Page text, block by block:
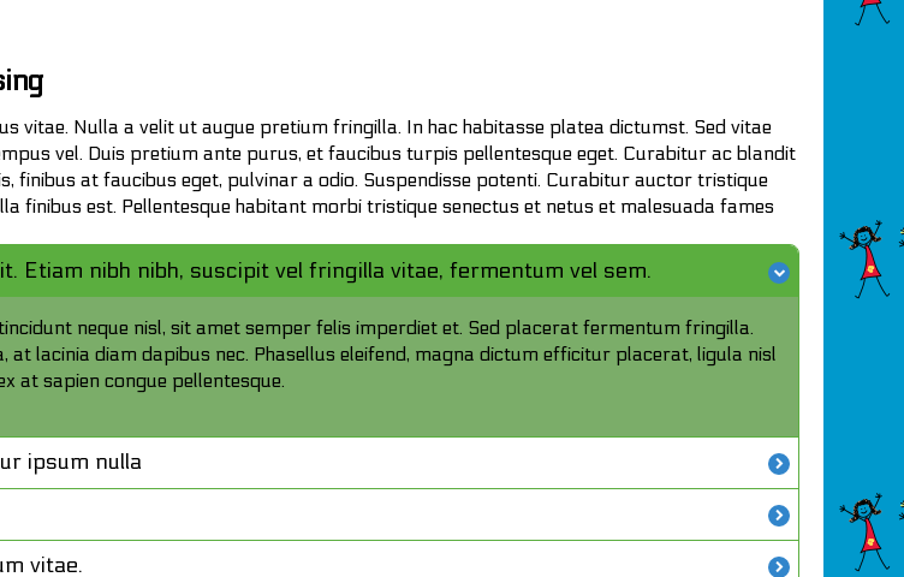
vitae. Nulla a velit ut augue pretium fringilla. In hac habitasse platea dictumst. Sed vitae
vel. Duis pretium ante purus, et faucibus turpis pellentesque eget. Curabitur ac blandit
finibus at faucibus eget, pulvinar a odio. Suspendisse potenti. Curabitur auctor tristique
finibus est. Pellentesque habitant morbi tristique senectus et netus et malesuada fames
Etiam nibh nibh, suscipit vel fringilla vitae, fermentum vel sem.
neque nisl, sit amet semper felis imperdiet et. Sed placerat fermentum fringilla.
lacinia diam dapibus nec. Phasellus eleifend, magna dictum efficitur placerat, ligula nisl
at sapien congue pellentesque.
ipsum nulla
vitae.